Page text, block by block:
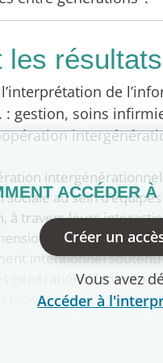
les
de
: gestion, soins
sociale au sein
à travers leurs
et l’acceptation
intentionnel
générations dans un
la
ACCÉDER
Créer un
Vous avez
Accéder à